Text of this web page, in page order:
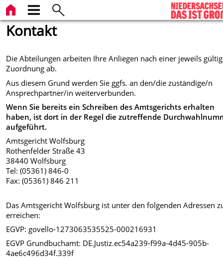
Kontakt
Die Abteilungen arbeiten Ihre Anliegen nach einer jeweils
Zuordnung ab.
Aus diesem Grund werden Sie ggfs. an den/die zuständige/n
Ansprechpartner/in weiterverbunden.
Wenn Sie bereits ein Schreiben des Amtsgerichts erhalten
haben, ist dort in der Regel die zutreffende
aufgeführt.
Amtsgericht Wolfsburg
Rothenfelder Straße 43
38440 Wolfsburg
Tel: (05361) 846-0
Fax: (05361) 846 211
Das Amtsgericht Wolfsburg ist unter den folgenden Adressen
erreichen:
EGVP: govello-1273063535525-000216931
EGVP Grundbuchamt: DE.Justiz.ec54a239-f99a-4d45-905b-
4ae6c496d34f.339f